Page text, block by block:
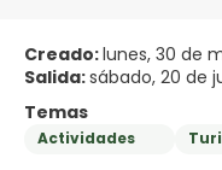
Creado:lunes, 30 de
Salida:sábado, 20 de
Temas
Actividades